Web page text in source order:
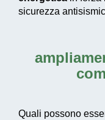
sicurezza
Quali possono